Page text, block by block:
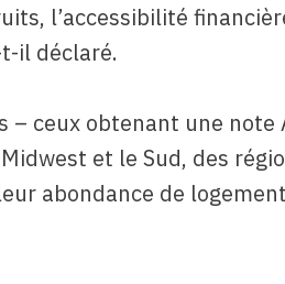
l’accessibilité
il déclaré.
ceux obtenant une note
et le Sud, des
abondance de